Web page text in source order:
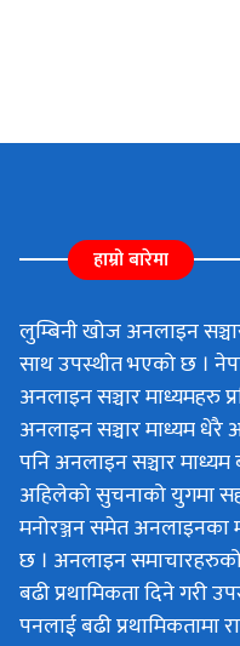
हाम्रो बारेमा
लुम्बिनी खोज अनलाइन
साथ उपस्थीत भएको छ ।
अनलाइन सञ्चार माध्यमहरु
अनलाइन सञ्चार माध्यम
पनि अनलाइन सञ्चार माध्यम
अहिलेको सुचनाको युगमा
मनोरञ्जन समेत अनलाइनका
छ । अनलाइन
बढी प्रथामिकता दिने गरी
पनलाई बढी प्रथामिकतामा